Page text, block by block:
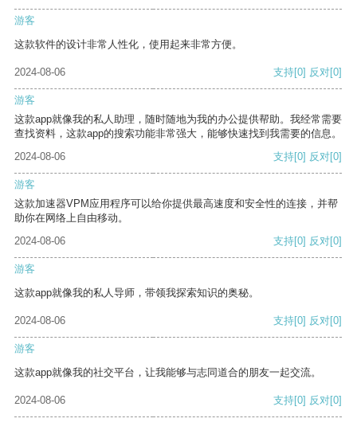
游客
这款软件的设计非常人性化，使用起来非常方便。
2024-08-06 支持[0] 反对[0]
游客
这款app就像我的私人助理，随时随地为我的办公提供帮助。我经常需要
查找资料，这款app的搜索功能非常强大，能够快速找到我需要的信息。
2024-08-06
支持[0] 反对[0]
游客
这款加速器VPM应用程序可以给你提供最高速度和安全性的连接，并帮
助你在网络上自由移动。
2024-08-06
支持[0] 反对[0]
游客
这款app就像我的私人导师，带领我探索知识的奥秘。
2024-08-06 支持[0] 反对[0]
游客
这款app就像我的社交平台，让我能够与志同道合的朋友一起交流。
2024-08-06 支持[0] 反对[0]